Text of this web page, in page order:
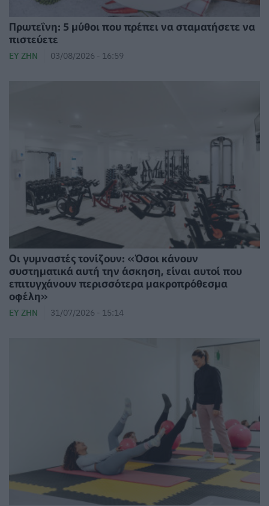
Πρωτεΐνη: 5 μύθοι που πρέπει να σταματήσετε να
πιστεύετε
ΕΥ ΖΗΝ 03/08/2026 - 16:59
Οι γυμναστές τονίζουν: «Όσοι κάνουν
συστηματικά αυτή την άσκηση, είναι αυτοί που
επιτυγχάνουν περισσότερα μακροπρόθεσμα
οφέλη»
ΕΥ ΖΗΝ 31/07/2026 - 15:14